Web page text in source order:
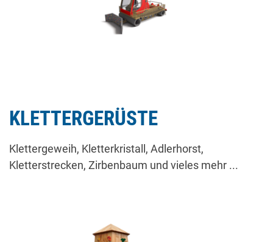
KLETTERGERÜSTE
Klettergeweih, Kletterkristall, Adlerhorst,
Kletterstrecken, Zirbenbaum und vieles mehr ...